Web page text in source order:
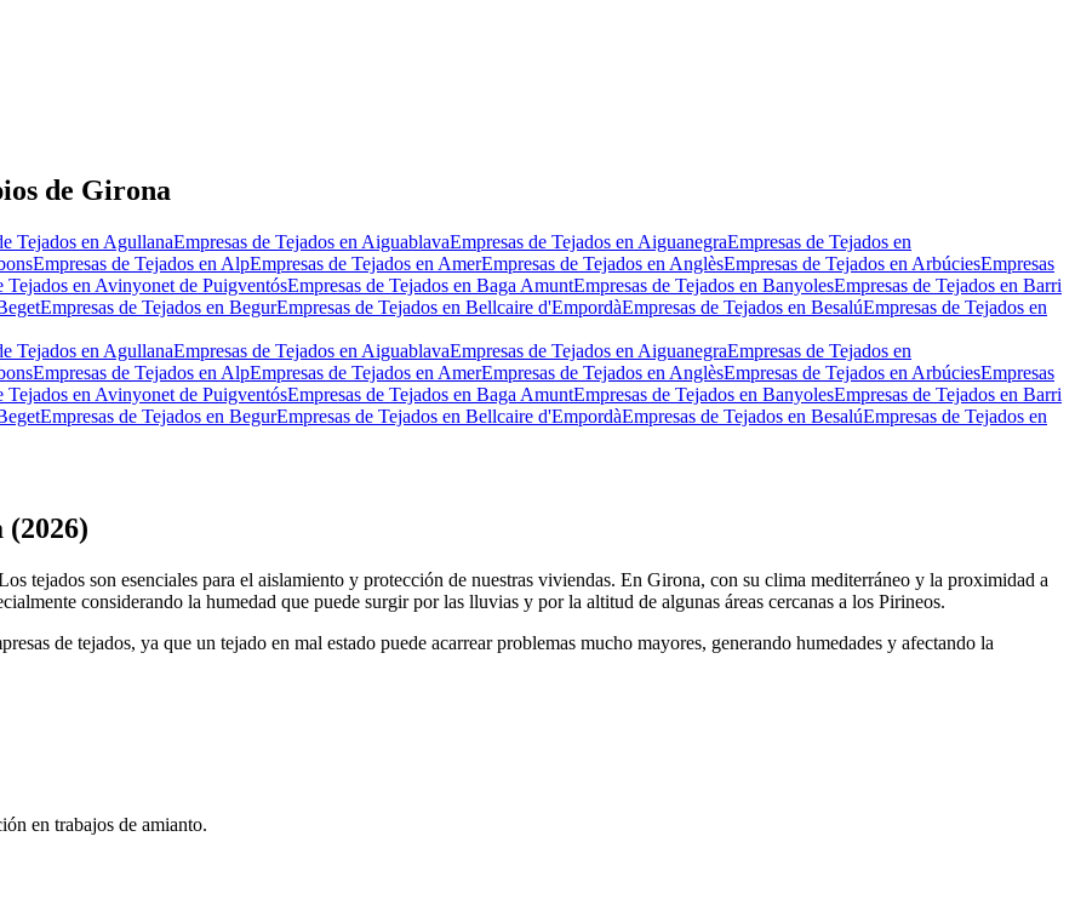
de Girona
Tejados en AgullanaEmpresas de Tejados en AiguablavaEmpresas de Tejados en AiguanegraEmpresas de Tejados en
Empresas de Tejados en AlpEmpresas de Tejados en AmerEmpresas de Tejados en AnglèsEmpresas de Tejados en ArbúciesEmpresas
Tejados en Avinyonet de PuigventósEmpresas de Tejados en Baga AmuntEmpresas de Tejados en BanyolesEmpresas de Tejados en Barri
Empresas de Tejados en BegurEmpresas de Tejados en Bellcaire d'EmpordàEmpresas de Tejados en BesalúEmpresas de Tejados en
Tejados en AgullanaEmpresas de Tejados en AiguablavaEmpresas de Tejados en AiguanegraEmpresas de Tejados en
Empresas de Tejados en AlpEmpresas de Tejados en AmerEmpresas de Tejados en AnglèsEmpresas de Tejados en ArbúciesEmpresas
Tejados en Avinyonet de PuigventósEmpresas de Tejados en Baga AmuntEmpresas de Tejados en BanyolesEmpresas de Tejados en Barri
Empresas de Tejados en BegurEmpresas de Tejados en Bellcaire d'EmpordàEmpresas de Tejados en BesalúEmpresas de Tejados en
(2026)
tejados son esenciales para el aislamiento y protección de nuestras viviendas. En Girona, con su clima mediterráneo y la proximidad a
considerando la humedad que puede surgir por las lluvias y por la altitud de algunas áreas cercanas a los Pirineos.
de tejados, ya que un tejado en mal estado puede acarrear problemas mucho mayores, generando humedades y afectando la
en trabajos de amianto.